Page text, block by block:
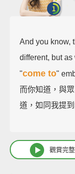
And you know,
different, but
"come to"
而你知道，與
道，如同我提
觀賞完